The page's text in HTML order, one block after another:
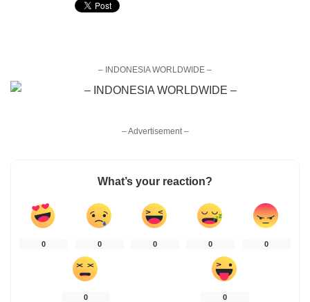
– INDONESIA WORLDWIDE –
– Advertisement –
What’s your reaction?
0 0 0 0 0
0 0